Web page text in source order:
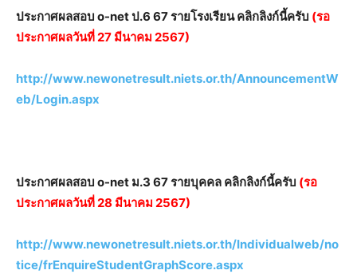
ประกาศผลสอบ o-net ป.6 67 รายโรงเรียน คลิกลิงก์นี้ครับ (รอ
ประกาศผลวันที่ 27 มีนาคม 2567)
http://www.newonetresult.niets.or.th/AnnouncementW
eb/Login.aspx
ประกาศผลสอบ o-net ม.3 67 รายบุคคล คลิกลิงก์นี้ครับ (รอ
ประกาศผลวันที่ 28 มีนาคม 2567)
http://www.newonetresult.niets.or.th/Individualweb/no
tice/frEnquireStudentGraphScore.aspx